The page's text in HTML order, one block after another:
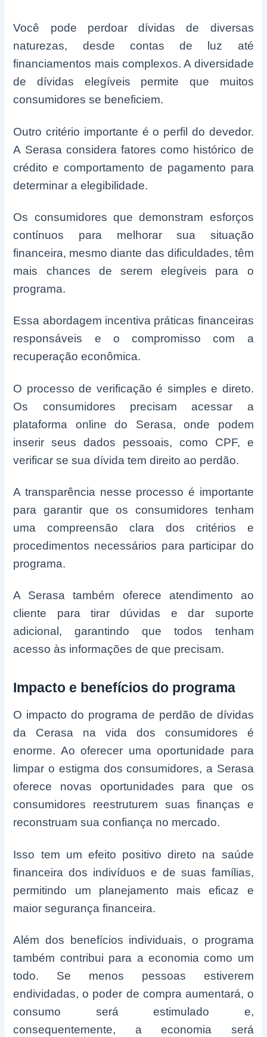
Você pode perdoar dívidas de diversas
naturezas, desde contas de luz até
financiamentos mais complexos. A diversidade
de dívidas elegíveis permite que muitos
consumidores se beneficiem.
Outro critério importante é o perfil do devedor.
A Serasa considera fatores como histórico de
crédito e comportamento de pagamento para
determinar a elegibilidade.
Os consumidores que demonstram esforços
contínuos para melhorar sua situação
financeira, mesmo diante das dificuldades, têm
mais chances de serem elegíveis para o
programa.
Essa abordagem incentiva práticas financeiras
responsáveis e o compromisso com a
recuperação econômica.
O processo de verificação é simples e direto.
Os consumidores precisam acessar a
plataforma online do Serasa, onde podem
inserir seus dados pessoais, como CPF, e
verificar se sua dívida tem direito ao perdão.
A transparência nesse processo é importante
para garantir que os consumidores tenham
uma compreensão clara dos critérios e
procedimentos necessários para participar do
programa.
A Serasa também oferece atendimento ao
cliente para tirar dúvidas e dar suporte
adicional, garantindo que todos tenham
acesso às informações de que precisam.
Impacto e benefícios do programa
O impacto do programa de perdão de dívidas
da Cerasa na vida dos consumidores é
enorme. Ao oferecer uma oportunidade para
limpar o estigma dos consumidores, a Serasa
oferece novas oportunidades para que os
consumidores reestruturem suas finanças e
reconstruam sua confiança no mercado.
Isso tem um efeito positivo direto na saúde
financeira dos indivíduos e de suas famílias,
permitindo um planejamento mais eficaz e
maior segurança financeira.
Além dos benefícios individuais, o programa
também contribui para a economia como um
todo. Se menos pessoas estiverem
endividadas, o poder de compra aumentará, o
consumo será estimulado e,
consequentemente, a economia será